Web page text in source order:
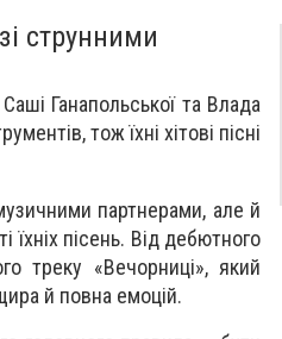
струнними
Ганапольської та Влада
тож їхні хітові пісні
партнерами, але й
їхніх пісень. Від дебютного
треку «Вечорниці», який
й повна емоцій.